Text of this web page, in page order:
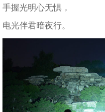
手握光明心无惧，
电光伴君暗夜行。